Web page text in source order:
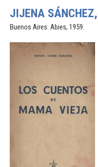
JIJENA
Buenos Aires: Abies, 1959.